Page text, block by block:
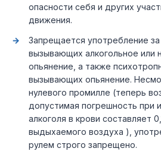
опасности себя и других
движения.
Запрещается употребление
вызывающих алкогольное или
опьянение, а также
вызывающих опьянение.
нулевого промилле (теперь
допустимая погрешность при
алкоголя в крови составляет
выдыхаемого воздуха ),
рулем строго запрещено.